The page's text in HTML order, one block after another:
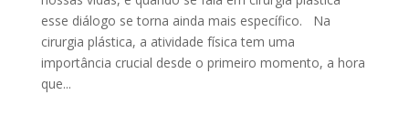
esse diálogo se torna ainda mais específico. Na
cirurgia plástica, a atividade física tem uma
importância crucial desde o primeiro momento, a hora
que...